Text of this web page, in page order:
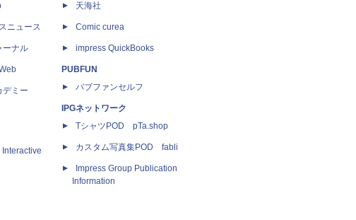
ニュース
ーナル
デミー
天海社
Comic curea
impress QuickBooks
PUBFUN
パブファンセルフ
IPGネットワーク
TシャツPOD pTa.shop
カスタム写真集POD fabli
Impress Group Publication
Information